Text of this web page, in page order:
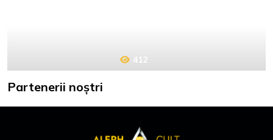
412
Partenerii noștri